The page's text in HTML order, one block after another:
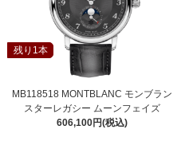
残り1本
MB118518 MONTBLANC モンブラン
スターレガシー ムーンフェイズ
606,100円(税込)